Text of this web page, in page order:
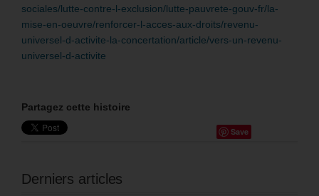
sociales/lutte-contre-l-exclusion/lutte-pauvrete-gouv-fr/la-
mise-en-oeuvre/renforcer-l-acces-aux-droits/revenu-
universel-d-activite-la-concertation/article/vers-un-revenu-
universel-d-activite
Partagez cette histoire
Save
Derniers articles